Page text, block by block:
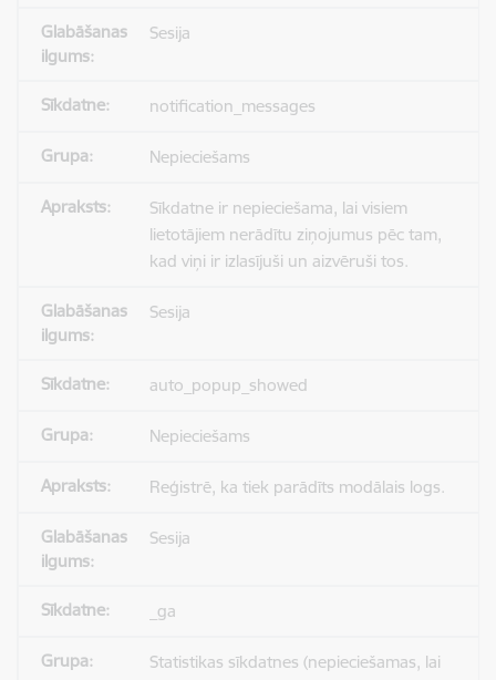
Sesija
notification_messages
Nepieciešams
Sīkdatne ir nepieciešama, lai visiem
lietotājiem nerādītu ziņojumus pēc tam,
kad viņi ir izlasījuši un aizvēruši tos.
Sesija
auto_popup_showed
Nepieciešams
Reģistrē, ka tiek parādīts modālais logs.
Sesija
_ga
Statistikas sīkdatnes (nepieciešamas, lai